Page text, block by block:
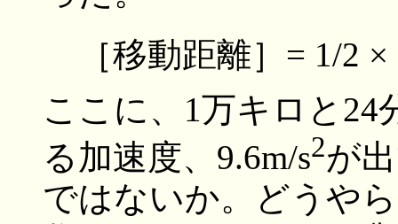
［移動距離］= 1/2
ここに、1万キロと24
る加速度、9.6m/s2が
ではないか。どうや